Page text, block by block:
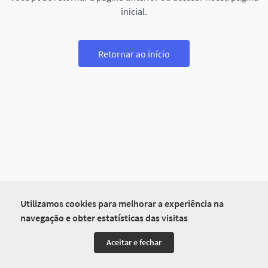
Utilizamos cookies para melhorar a experiência na
navegação e obter estatísticas das visitas
Aceitar e fechar
inicial.
Retornar ao início